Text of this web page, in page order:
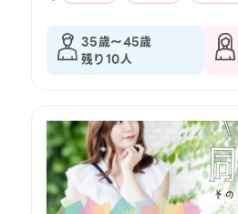
35歳〜45歳
残り10人